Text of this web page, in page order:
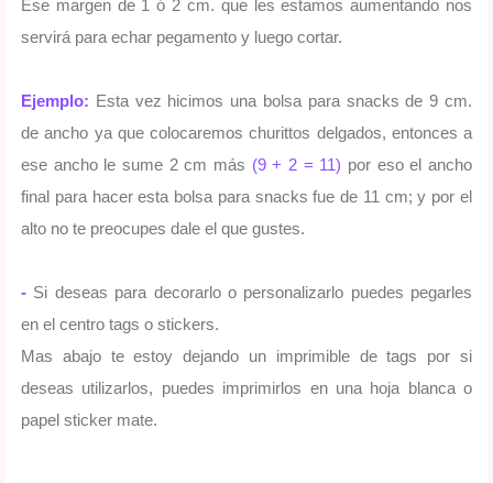
Ese margen de 1 ó 2 cm. que les estamos aumentando nos
servirá para echar pegamento y luego cortar.
Ejemplo: Esta vez hicimos una bolsa para snacks de 9 cm.
de ancho ya que colocaremos churittos delgados, entonces a
ese ancho le sume 2 cm más (9 + 2 = 11) por eso el ancho
final para hacer esta bolsa para snacks fue de 11 cm; y por el
alto no te preocupes dale el que gustes.
- Si deseas para decorarlo o personalizarlo puedes pegarles
en el centro tags o stickers.
Mas abajo te estoy dejando un imprimible de tags por si
deseas utilizarlos, puedes imprimirlos en una hoja blanca o
papel sticker mate.